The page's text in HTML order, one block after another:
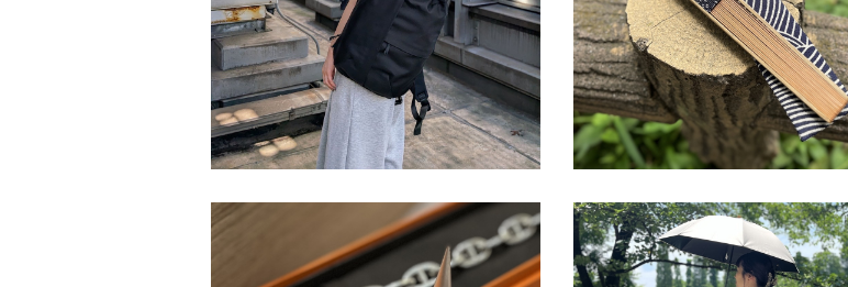
COLLECTORS 川崎店 COLLECTORS 吉祥寺店